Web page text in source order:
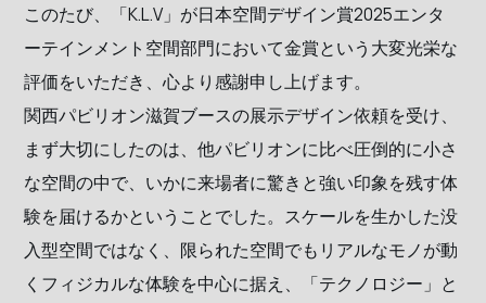
このたび、「K.L.V」が日本空間デザイン賞2025エンタ
ーテインメント空間部門において金賞という大変光栄な
評価をいただき、心より感謝申し上げます。
関西パビリオン滋賀ブースの展示デザイン依頼を受け、
まず大切にしたのは、他パビリオンに比べ圧倒的に小さ
な空間の中で、いかに来場者に驚きと強い印象を残す体
験を届けるかということでした。スケールを生かした没
入型空間ではなく、限られた空間でもリアルなモノが動
くフィジカルな体験を中心に据え、「テクノロジー」と